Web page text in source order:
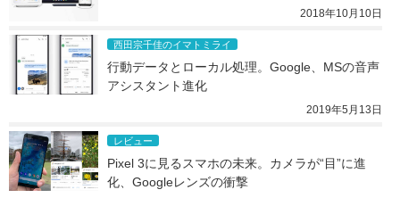
2018年10月10日
西田宗千佳のイマトミライ
行動データとローカル処理。Google、MSの音声
アシスタント進化
2019年5月13日
レビュー
Pixel 3に見るスマホの未来。カメラが“目”に進
化、Googleレンズの衝撃